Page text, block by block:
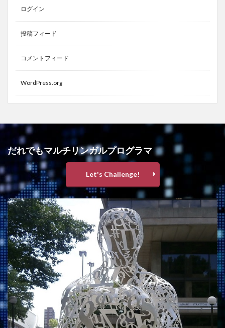
ログイン
投稿フィード
コメントフィード
WordPress.org
だれでもマルチリンガルプログラマ
Let's Challenge!